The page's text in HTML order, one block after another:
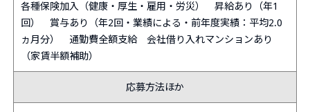
各種保険加入（健康・厚生・雇用・労災） 昇給あり（年1
回） 賞与あり（年2回・業績による・前年度実績：平均2.0
ヵ月分） 通勤費全額支給 会社借り入れマンションあり
（家賃半額補助）
応募方法ほか